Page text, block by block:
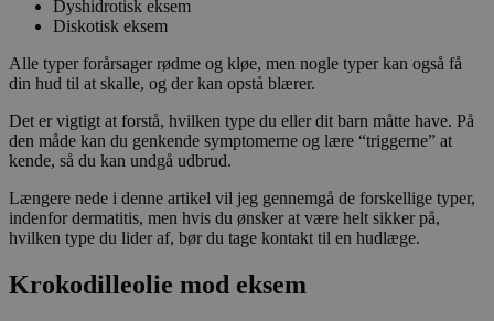
Dyshidrotisk eksem
Diskotisk eksem
Alle typer forårsager rødme og kløe, men nogle typer kan også få
din hud til at skalle, og der kan opstå blærer.
Det er vigtigt at forstå, hvilken type du eller dit barn måtte have. På
den måde kan du genkende symptomerne og lære “triggerne” at
kende, så du kan undgå udbrud.
Længere nede i denne artikel vil jeg gennemgå de forskellige typer,
indenfor dermatitis, men hvis du ønsker at være helt sikker på,
hvilken type du lider af, bør du tage kontakt til en hudlæge.
Krokodilleolie mod eksem